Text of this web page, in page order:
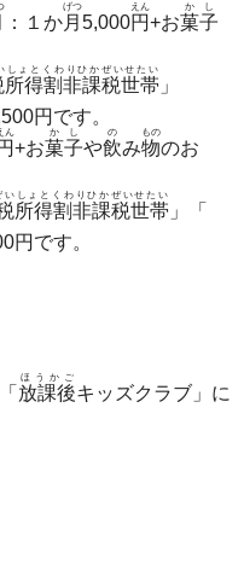
：１か月
げつ
5,000円
えん
+お菓子
かし
所得割非課税世帯
しょとくわりひかぜいせたい
」
円です。
ん
+お菓子
かし
や飲
の
み物
もの
のお
所得割非課税世帯
いしょとくわりひかぜいせたい
」「
円です。
放課後
ほうかご
キッズクラブ」に